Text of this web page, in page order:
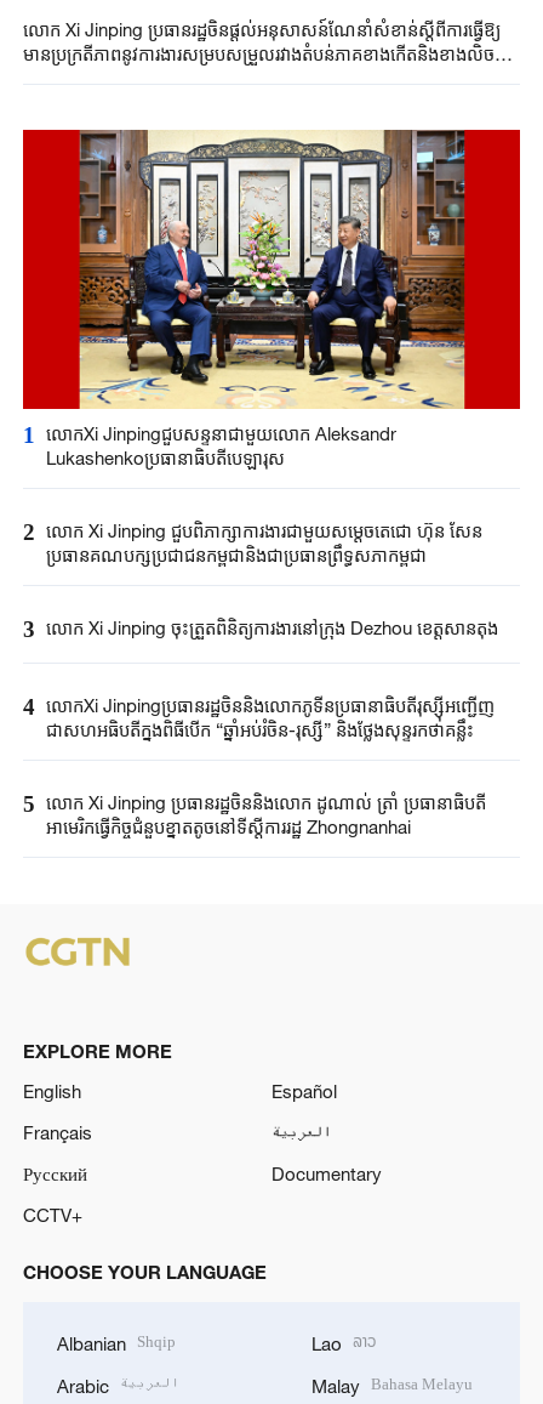
លោក Xi Jinping ប្រធានរដ្ឋចិនផ្តល់អនុសាសន៍ណែនាំសំខាន់ស្តីពីការធ្វើឱ្យ
មានប្រក្រតីភាពនូវការងារសម្របសម្រួលរវាងតំបន់ភាគខាងកើតនិងខាងលិច
1
លោកXi Jinpingជួបសន្ទនាជាមួយលោក Aleksandr
Lukashenkoប្រធានាធិបតីបេឡារុស
2 លោក Xi Jinping ​ជួបពិភាក្សា​ការងារជាមួយ​សម្តេច​តេជោ ហ៊ុន សែន ​
ប្រធានគណបក្ស​ប្រជាជន​កម្ពុជានិងជា​ប្រធានព្រឹទ្ធសភា​កម្ពុជា​
3 លោក Xi Jinping ចុះត្រួតពិនិត្យការងារនៅក្រុង Dezhou ខេត្តសានតុង
4 លោកXi Jinpingប្រធានរដ្ឋចិននិងលោកភូទីនប្រធានាធិបតីរុស្ស៊ីអញ្ជើញ
ជាសហអធិបតីក្នុងពិធីបើក “ឆ្នាំអប់រំចិន-រុស្ស៊ី” និងថ្លែងសុន្ទរកថាគន្លឹះ
5 លោក Xi Jinping​ ប្រធានរដ្ឋចិន​និងលោក​ ដូណាល់ ត្រាំ ​ប្រធានាធិបតី​
អាមេរិកធ្វើ​កិច្ចជំនួប​ខ្នាតតូច​នៅទីស្តីការរដ្ឋ​ Zhongnanhai ​
EXPLORE MORE
English
Español
Français
العربية
Русский
Documentary
CCTV+
CHOOSE YOUR LANGUAGE
Albanian Shqip
Arabic العربية
Lao ລາວ
Malay Bahasa Melayu